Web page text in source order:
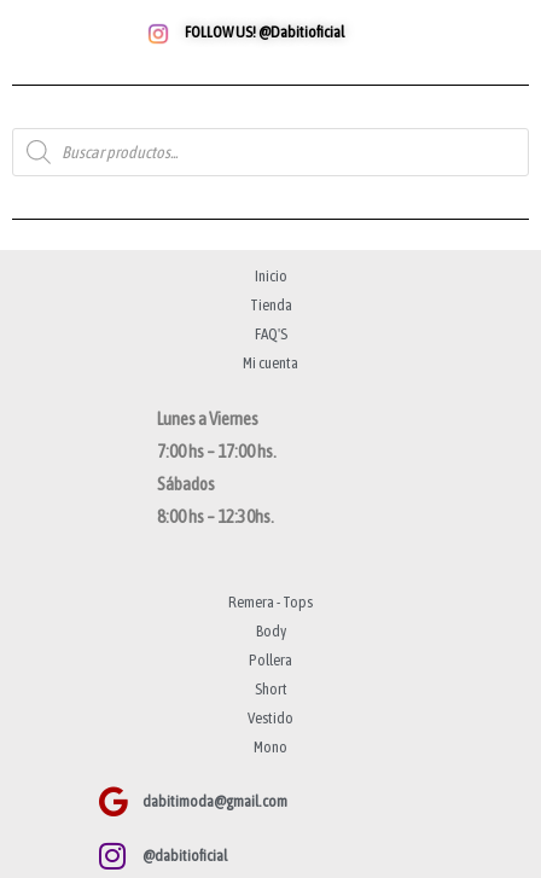
FOLLOW US! @Dabitioficial
Búsqueda
de
productos
Inicio
Tienda
FAQ'S
Mi cuenta
Lunes a Viernes
7:00 hs – 17:00 hs.
Sábados
8:00 hs – 12:30hs.
Remera - Tops
Body
Pollera
Short
Vestido
Mono
dabitimoda@gmail.com
@dabitioficial